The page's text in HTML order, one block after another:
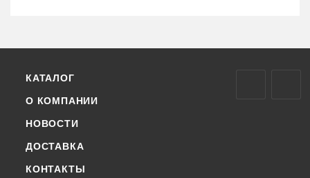
КАТАЛОГ
О КОМПАНИИ
НОВОСТИ
ДОСТАВКА
КОНТАКТЫ